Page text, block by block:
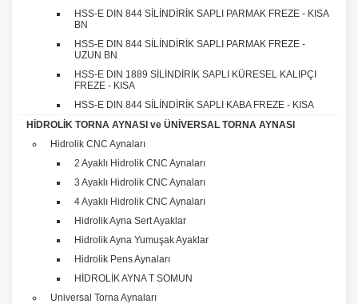
HSS-E DIN 844 SİLİNDİRİK SAPLI PARMAK FREZE - KISA
BN
HSS-E DIN 844 SİLİNDİRİK SAPLI PARMAK FREZE -
UZUN BN
HSS-E DIN 1889 SİLİNDİRİK SAPLI KÜRESEL KALIPÇI
FREZE - KISA
HSS-E DIN 844 SİLİNDİRİK SAPLI KABA FREZE - KISA
HİDROLİK TORNA AYNASI ve ÜNİVERSAL TORNA AYNASI
Hidrolik CNC Aynaları
2 Ayaklı Hidrolik CNC Aynaları
3 Ayaklı Hidrolik CNC Aynaları
4 Ayaklı Hidrolik CNC Aynaları
Hidrolik Ayna Sert Ayaklar
Hidrolik Ayna Yumuşak Ayaklar
Hidrolik Pens Aynaları
HİDROLİK AYNA T SOMUN
Universal Torna Aynaları